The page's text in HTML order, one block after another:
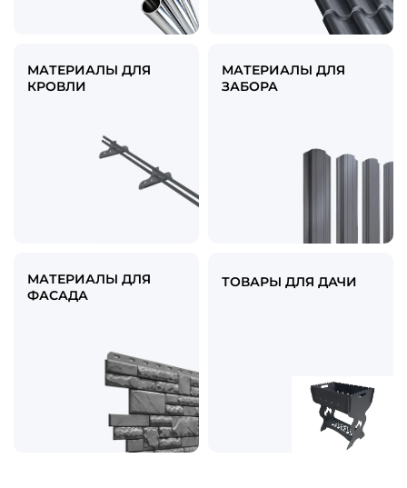
МАТЕРИАЛЫ ДЛЯ
КРОВЛИ
МАТЕРИАЛЫ ДЛЯ
ЗАБОРА
МАТЕРИАЛЫ ДЛЯ
ФАСАДА
ТОВАРЫ ДЛЯ ДАЧИ